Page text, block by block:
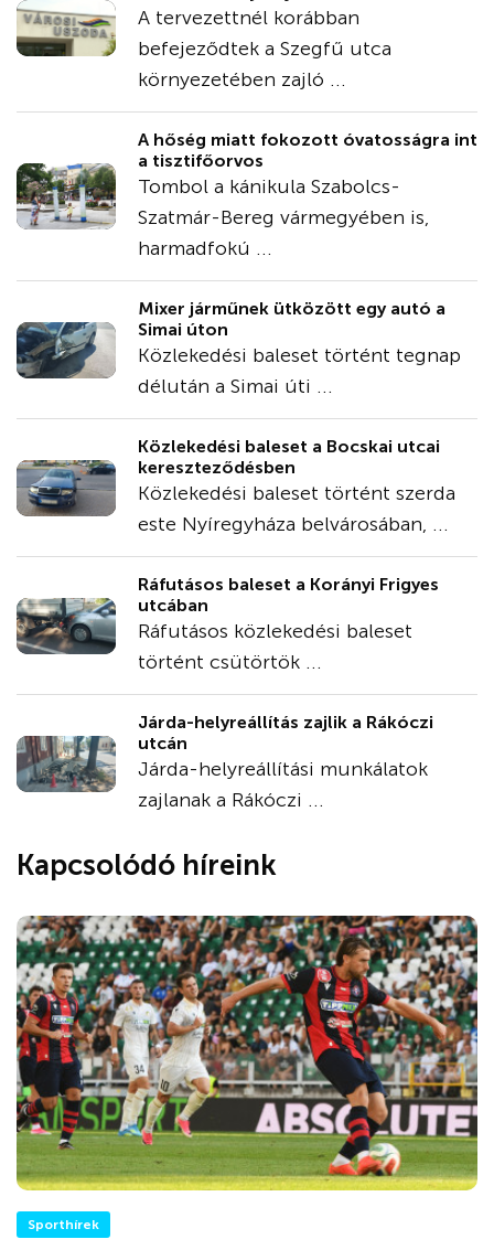
A tervezettnél korábban
befejeződtek a Szegfű utca
környezetében zajló ...
A hőség miatt fokozott óvatosságra int
a tisztifőorvos
Tombol a kánikula Szabolcs-
Szatmár-Bereg vármegyében is,
harmadfokú ...
Mixer járműnek ütközött egy autó a
Simai úton
Közlekedési baleset történt tegnap
délután a Simai úti ...
Közlekedési baleset a Bocskai utcai
kereszteződésben
Közlekedési baleset történt szerda
este Nyíregyháza belvárosában, ...
Ráfutásos baleset a Korányi Frigyes
utcában
Ráfutásos közlekedési baleset
történt csütörtök ...
Járda-helyreállítás zajlik a Rákóczi
utcán
Járda-helyreállítási munkálatok
zajlanak a Rákóczi ...
Kapcsolódó híreink
Sporthírek